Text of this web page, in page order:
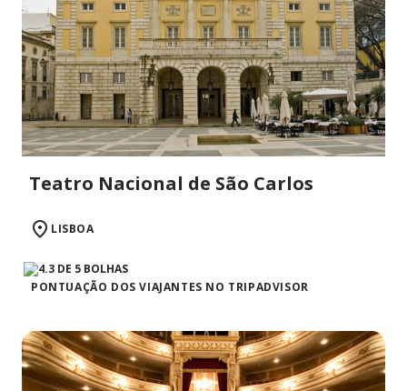
Teatro Nacional de São Carlos
LISBOA
PONTUAÇÃO DOS VIAJANTES NO TRIPADVISOR